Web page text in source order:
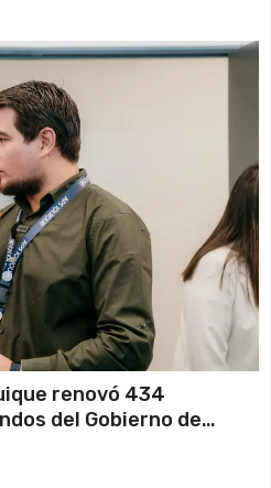
renovó 434
del Gobierno de